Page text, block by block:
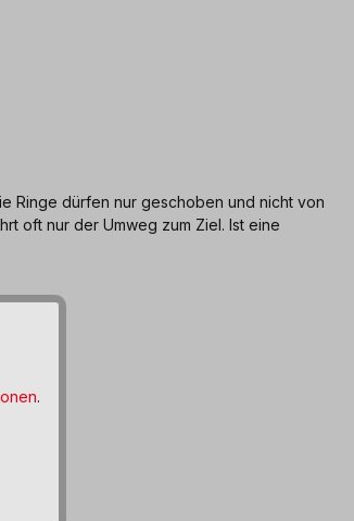
Ringe dürfen nur geschoben und nicht von
oft nur der Umweg zum Ziel. Ist eine
.